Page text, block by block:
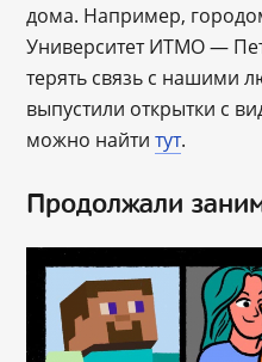
дома. Например,
Университет ИТМО —
терять связь с нашими
выпустили открытки с
можно найтитут.
Продолжали